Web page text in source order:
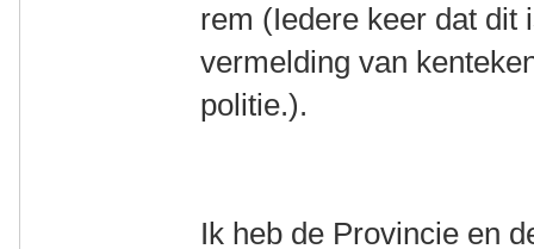
rem (Iedere keer dat dit
vermelding van
politie.).
Ik heb de Provincie en